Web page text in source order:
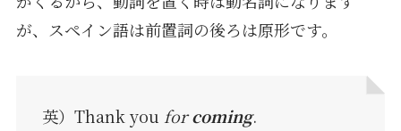
が、スペイン語は前置詞の後ろは原形です。
英）Thank you forcoming.